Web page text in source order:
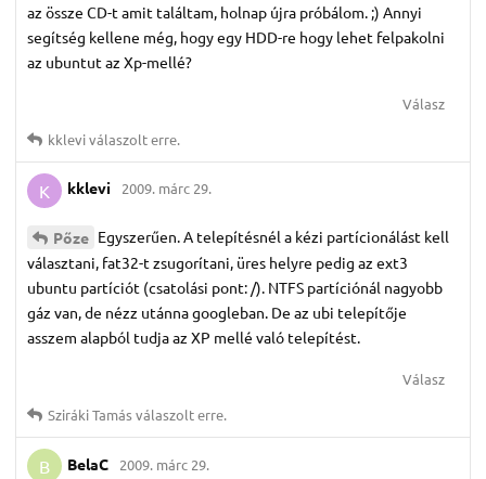
az össze CD-t amit találtam, holnap újra próbálom. ;) Annyi
segítség kellene még, hogy egy HDD-re hogy lehet felpakolni
az ubuntut az Xp-mellé?
Válasz
kkleviválaszolt erre.
K kklevi 2009. márc 29.
Pőze Egyszerűen. A telepítésnél a kézi partícionálást kell
választani, fat32-t zsugorítani, üres helyre pedig az ext3
ubuntu partíciót (csatolási pont: /). NTFS partíciónál nagyobb
gáz van, de nézz utánna googleban. De az ubi telepítője
asszem alapból tudja az XP mellé való telepítést.
Válasz
Sziráki Tamásválaszolt erre.
B BelaC 2009. márc 29.